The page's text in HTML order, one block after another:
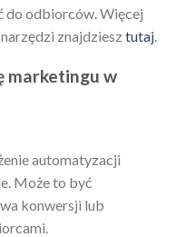
do odbiorców. Więcej
znajdziesz tutaj
marketingu w
automatyzacji
Może to być
konwersji lub